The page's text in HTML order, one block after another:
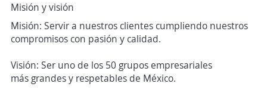
Misión y visión
Misión: Servir a nuestros clientes cumpliendo nuestros
compromisos con pasión y calidad.
Visión: Ser uno de los 50 grupos empresariales
más grandes y respetables de México.